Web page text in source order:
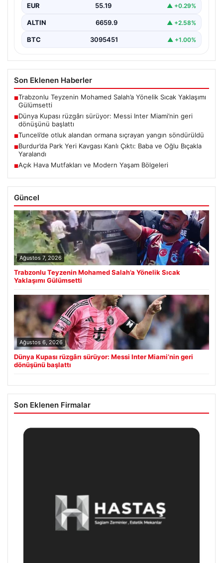
EUR 55.19 ▲ +0.29%
ALTIN 6659.9 ▲ +2.58%
BTC 3095451 ▲ +1.00%
Son Eklenen Haberler
■Trabzonlu Teyzenin Mohamed Salah’a Yönelik Sıcak Yaklaşımı
Gülümsetti
■Dünya Kupası rüzgârı sürüyor: Messi Inter Miami’nin geri
dönüşünü başlattı
■Tunceli’de otluk alandan ormana sıçrayan yangın söndürüldü
■Burdur’da Park Yeri Kavgası Kanlı Çıktı: Baba ve Oğlu Bıçakla
Yaralandı
■Açık Hava Mutfakları ve Modern Yaşam Bölgeleri
Güncel
Ağustos 7, 2026
Trabzonlu Teyzenin Mohamed Salah’a Yönelik Sıcak
Yaklaşımı Gülümsetti
Ağustos 6, 2026
Dünya Kupası rüzgârı sürüyor: Messi Inter Miami’nin geri
dönüşünü başlattı
Son Eklenen Firmalar